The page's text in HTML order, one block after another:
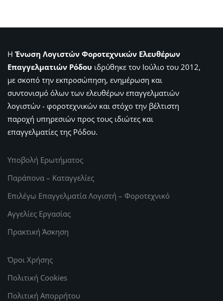
Η Ένωση Λογιστών Φοροτεχνικών Ελευθέρων
Επαγγελματιών Ρόδου ιδρύθηκε τον Ιούλιο του 2012,
με σκοπό την εκπροσώπηση, ενημέρωση και
συντονισμό όλων των ελευθέρων επαγγελματιών
λογιστών - φοροτεχνικών και στόχο την βέλτιστη
παροχή υπηρεσιών προς τους ιδιώτες και
επαγγελματίες της Ρόδου.
Υποβολή Ερωτήματος
Παράπονα – Καταγγελίες
Επιλέγω Επαγγελματία Λογιστή – Φοροτεχνικό
Αγγελίες Εργασίας
Πρακτική Άσκηση
Όροι Χρήσης
Πολιτική Cookies
Πολιτική Απορρήτου